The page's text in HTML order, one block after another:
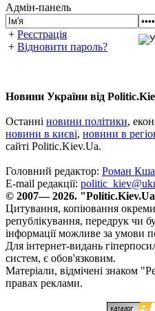
Адмін-панель
+ Реєстрація
+ Відновити пароль?
Новини України від
Останні новини політики,
новини в києві, новини в
сайті Politic.Kiev.Ua.
Головний редактор: Роман
E-mail редакції:
© 2007— 2026.
Цитування, копіювання
републікування, передрук чи
інформації можливе за умови
Для інтернет-видань
систем, є обов'язковим.
Матеріали, відмічені знаком
правах реклами.